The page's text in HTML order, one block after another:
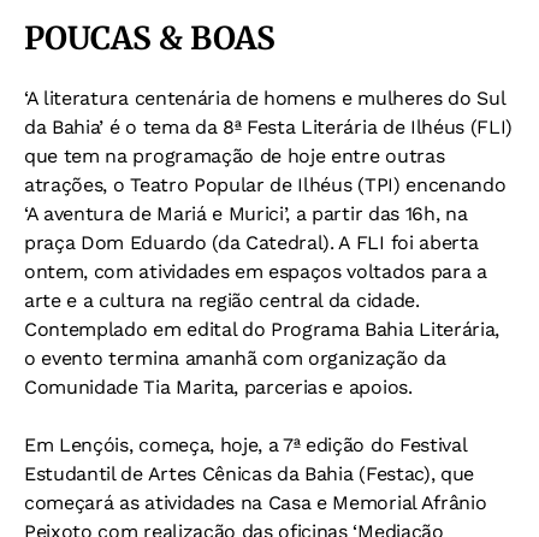
POUCAS & BOAS
‘A literatura centenária de homens e mulheres do Sul
da Bahia’ é o tema da 8ª Festa Literária de Ilhéus (FLI)
que tem na programação de hoje entre outras
atrações, o Teatro Popular de Ilhéus (TPI) encenando
‘A aventura de Mariá e Murici’, a partir das 16h, na
praça Dom Eduardo (da Catedral). A FLI foi aberta
ontem, com atividades em espaços voltados para a
arte e a cultura na região central da cidade.
Contemplado em edital do Programa Bahia Literária,
o evento termina amanhã com organização da
Comunidade Tia Marita, parcerias e apoios.
Em Lençóis, começa, hoje, a 7ª edição do Festival
Estudantil de Artes Cênicas da Bahia (Festac), que
começará as atividades na Casa e Memorial Afrânio
Peixoto com realização das oficinas ‘Mediação